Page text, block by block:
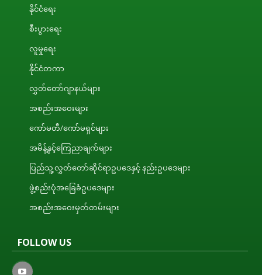
နိုင်ငံရေး
စီးပွားရေး
လူမှုရေး
နိုင်ငံတကာ
လွှတ်တော်ဂျာနယ်များ
အစည်းအဝေးများ
ကော်မတီ/ကော်မရှင်များ
အမိန့်နှင့်ကြေညာချက်များ
ပြည်သူ့လွှတ်တော်ဆိုင်ရာဥပဒေနှင့် နည်းဥပဒေများ
ဖွဲ့စည်းပုံအခြေခံဥပဒေများ
အစည်းအဝေးမှတ်တမ်းများ
FOLLOW US